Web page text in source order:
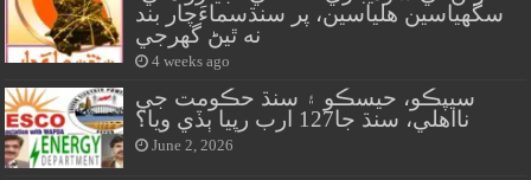
سگهياسين هلياسين، پر سنڌسماءَچار بند
نه ٿيڻ گهرجي
4 weeks ago
سيپڪو، حيسڪو ۽ سنڌ حڪومت جي
نااهلي، سنڌ جا127 ارب رپيا ٻڏي ويا؟
June 2, 2026